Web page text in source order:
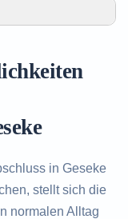
Erwerb des
in Geseke
stellt sich die
normalen Alltag